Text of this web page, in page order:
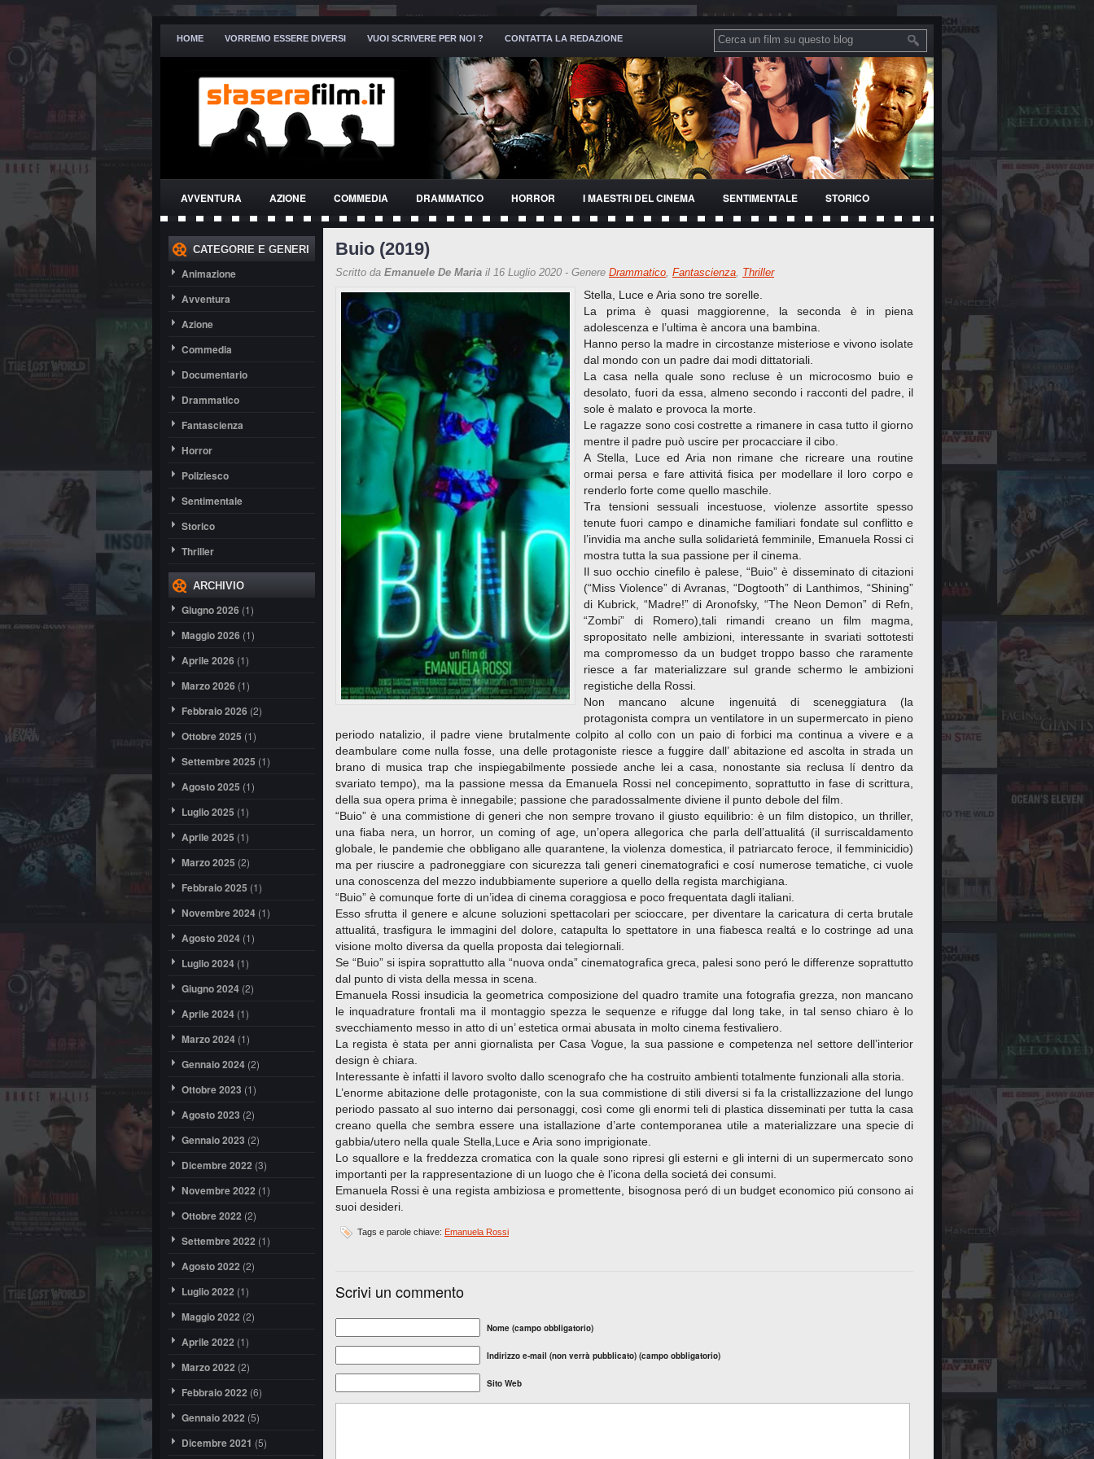
HOME VORREMO ESSERE DIVERSI VUOI SCRIVERE PER NOI ? CONTATTA LA REDAZIONE
AVVENTURA AZIONE COMMEDIA DRAMMATICO HORROR I MAESTRI DEL CINEMA SENTIMENTALE STORICO
THRILLER
CATEGORIE E GENERI
Animazione
Avventura
Azione
Commedia
Documentario
Drammatico
Fantascienza
Horror
Poliziesco
Sentimentale
Storico
Thriller
ARCHIVIO
Giugno 2026 (1)
Maggio 2026 (1)
Aprile 2026 (1)
Marzo 2026 (1)
Febbraio 2026 (2)
Ottobre 2025 (1)
Settembre 2025 (1)
Agosto 2025 (1)
Luglio 2025 (1)
Aprile 2025 (1)
Marzo 2025 (2)
Febbraio 2025 (1)
Novembre 2024 (1)
Agosto 2024 (1)
Luglio 2024 (1)
Giugno 2024 (2)
Aprile 2024 (1)
Marzo 2024 (1)
Gennaio 2024 (2)
Ottobre 2023 (1)
Agosto 2023 (2)
Gennaio 2023 (2)
Dicembre 2022 (3)
Novembre 2022 (1)
Ottobre 2022 (2)
Settembre 2022 (1)
Agosto 2022 (2)
Luglio 2022 (1)
Maggio 2022 (2)
Aprile 2022 (1)
Marzo 2022 (2)
Febbraio 2022 (6)
Gennaio 2022 (5)
Dicembre 2021 (5)
Buio (2019)
Scritto da Emanuele De Maria il 16 Luglio 2020 - Genere Drammatico, Fantascienza, Thriller
Stella, Luce e Aria sono tre sorelle.
La prima è quasi maggiorenne, la seconda è in piena
adolescenza e l’ultima è ancora una bambina.
Hanno perso la madre in circostanze misteriose e vivono isolate
dal mondo con un padre dai modi dittatoriali.
La casa nella quale sono recluse è un microcosmo buio e
desolato, fuori da essa, almeno secondo i racconti del padre, il
sole è malato e provoca la morte.
Le ragazze sono cosi costrette a rimanere in casa tutto il giorno
mentre il padre può uscire per procacciare il cibo.
A Stella, Luce ed Aria non rimane che ricreare una routine
ormai persa e fare attivitá fisica per modellare il loro corpo e
renderlo forte come quello maschile.
Tra tensioni sessuali incestuose, violenze assortite spesso
tenute fuori campo e dinamiche familiari fondate sul conflitto e
l’invidia ma anche sulla solidarietá femminile, Emanuela Rossi ci
mostra tutta la sua passione per il cinema.
Il suo occhio cinefilo è palese, “Buio” è disseminato di citazioni
(“Miss Violence” di Avranas, “Dogtooth” di Lanthimos, “Shining”
di Kubrick, “Madre!” di Aronofsky, “The Neon Demon” di Refn,
“Zombi” di Romero),tali rimandi creano un film magma,
spropositato nelle ambizioni, interessante in svariati sottotesti
ma compromesso da un budget troppo basso che raramente
riesce a far materializzare sul grande schermo le ambizioni
registiche della Rossi.
Non mancano alcune ingenuitá di sceneggiatura (la
protagonista compra un ventilatore in un supermercato in pieno
periodo natalizio, il padre viene brutalmente colpito al collo con un paio di forbici ma continua a vivere e a
deambulare come nulla fosse, una delle protagoniste riesce a fuggire dall’ abitazione ed ascolta in strada un
brano di musica trap che inspiegabilmente possiede anche lei a casa, nonostante sia reclusa lí dentro da
svariato tempo), ma la passione messa da Emanuela Rossi nel concepimento, soprattutto in fase di scrittura,
della sua opera prima è innegabile; passione che paradossalmente diviene il punto debole del film.
“Buio” è una commistione di generi che non sempre trovano il giusto equilibrio: è un film distopico, un thriller,
una fiaba nera, un horror, un coming of age, un’opera allegorica che parla dell’attualitá (il surriscaldamento
globale, le pandemie che obbligano alle quarantene, la violenza domestica, il patriarcato feroce, il femminicidio)
ma per riuscire a padroneggiare con sicurezza tali generi cinematografici e cosí numerose tematiche, ci vuole
una conoscenza del mezzo indubbiamente superiore a quello della regista marchigiana.
“Buio” è comunque forte di un’idea di cinema coraggiosa e poco frequentata dagli italiani.
Esso sfrutta il genere e alcune soluzioni spettacolari per scioccare, per diventare la caricatura di certa brutale
attualitá, trasfigura le immagini del dolore, catapulta lo spettatore in una fiabesca realtá e lo costringe ad una
visione molto diversa da quella proposta dai telegiornali.
Se “Buio” si ispira soprattutto alla “nuova onda” cinematografica greca, palesi sono peró le differenze soprattutto
dal punto di vista della messa in scena.
Emanuela Rossi insudicia la geometrica composizione del quadro tramite una fotografia grezza, non mancano
le inquadrature frontali ma il montaggio spezza le sequenze e rifugge dal long take, in tal senso chiaro è lo
svecchiamento messo in atto di un’ estetica ormai abusata in molto cinema festivaliero.
La regista è stata per anni giornalista per Casa Vogue, la sua passione e competenza nel settore dell’interior
design è chiara.
Interessante è infatti il lavoro svolto dallo scenografo che ha costruito ambienti totalmente funzionali alla storia.
L’enorme abitazione delle protagoniste, con la sua commistione di stili diversi si fa la cristallizzazione del lungo
periodo passato al suo interno dai personaggi, così come gli enormi teli di plastica disseminati per tutta la casa
creano quella che sembra essere una istallazione d’arte contemporanea utile a materializzare una specie di
gabbia/utero nella quale Stella,Luce e Aria sono imprigionate.
Lo squallore e la freddezza cromatica con la quale sono ripresi gli esterni e gli interni di un supermercato sono
importanti per la rappresentazione di un luogo che è l’icona della societá dei consumi.
Emanuela Rossi è una regista ambiziosa e promettente, bisognosa peró di un budget economico piú consono ai
suoi desideri.
Tags e parole chiave: Emanuela Rossi
Scrivi un commento
Nome (campo obbligatorio)
Indirizzo e-mail (non verrà pubblicato) (campo obbligatorio)
Sito Web